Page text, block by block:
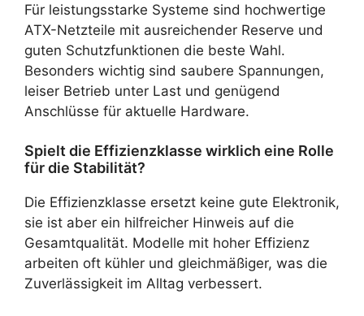
Für leistungsstarke Systeme sind hochwertige
ATX-Netzteile mit ausreichender Reserve und
guten Schutzfunktionen die beste Wahl.
Besonders wichtig sind saubere Spannungen,
leiser Betrieb unter Last und genügend
Anschlüsse für aktuelle Hardware.
Spielt die Effizienzklasse wirklich eine Rolle
für die Stabilität?
Die Effizienzklasse ersetzt keine gute Elektronik,
sie ist aber ein hilfreicher Hinweis auf die
Gesamtqualität. Modelle mit hoher Effizienz
arbeiten oft kühler und gleichmäßiger, was die
Zuverlässigkeit im Alltag verbessert.